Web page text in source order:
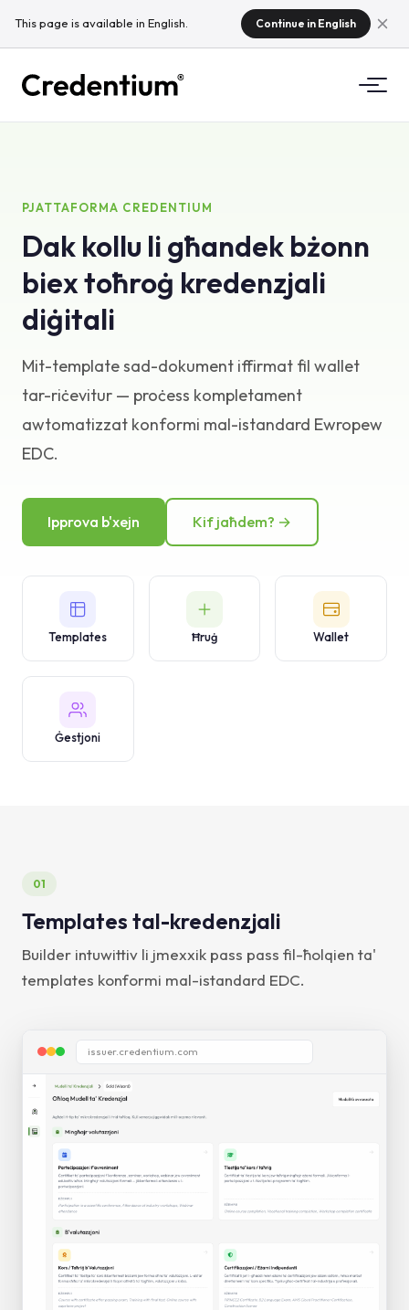
This page is available in English. Continue in English
Għaliex Credentium
Dwar CloudTeam
Għall-Universitajiet
Għall-Kumpaniji tat-Taħriġ
Għall-Kumpaniji tal-Avvenimenti
X'inhuma l-mikro-kredenzjali?
Standards u Integrazzjonijiet
Bażi tal-Għarfien
PJATTAFORMA CREDENTIUM
Dak kollu li għandek bżonn
biex toħroġ kredenzjali
diġitali
Mit-template sad-dokument iffirmat fil wallet
tar-riċevitur — proċess kompletament
awtomatizzat konformi mal-istandard Ewropew
EDC.
Ipprova b'xejn Kif jaħdem? →
Templates Ħruġ Wallet
Ġestjoni
01
Templates tal-kredenzjali
Builder intuwittiv li jmexxik pass pass fil-ħolqien ta'
templates konformi mal-istandard EDC.
issuer.credentium.com